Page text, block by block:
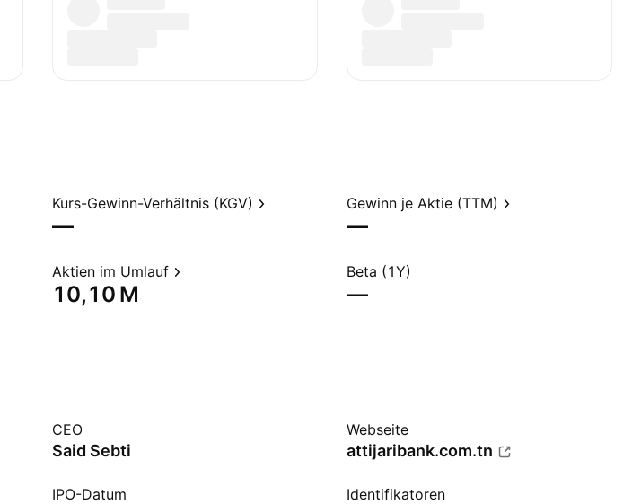
Kurs-Gewinn-Verhältnis (KGV)
—
Gewinn je Aktie (TTM)
—
Aktien im Umlauf
‪10,10 M‬
Beta (1Y)
—
CEO
Said Sebti
Webseite
attijaribank.com.tn
IPO-Datum Identifikatoren